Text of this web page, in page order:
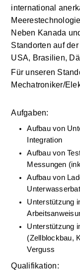
international
Neben Kanada
Standorten auf
USA, Brasilien,
Für unseren
Mechatroniker/
Aufgaben:
Aufbau von
Integration
Aufbau von
Messungen
Aufbau von
Unterstützung
Unterstützung
(Zellblockbau,
Verguss
Qualifikation: